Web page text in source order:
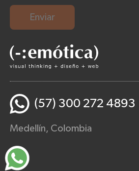
Enviar
(57) 300 272 4893
Medellín, Colombia